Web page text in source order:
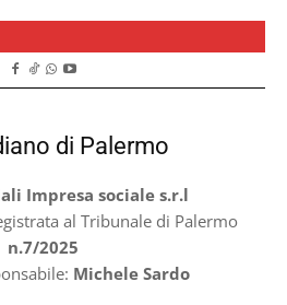
di Palermo
Impresa sociale s.r.l
al Tribunale di Palermo
n.7/2025
Michele Sardo